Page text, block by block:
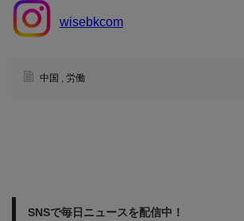
wisebkcom
中国 , 労働
SNSで毎日ニュースを配信中！